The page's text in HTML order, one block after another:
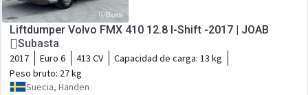
Liftdumper Volvo FMX 410 12.8 I-Shift -2017 | JOAB
Subasta
2017 Euro 6 413 CV Capacidad de carga: 13 kg
Peso bruto: 27 kg
Suecia, Handen